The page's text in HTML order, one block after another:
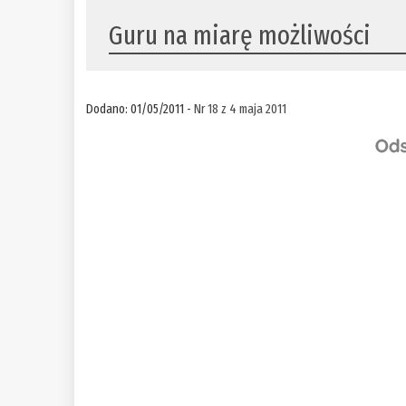
Guru na miarę możliwości
Dodano: 01/05/2011 -Nr 18 z 4 maja 2011